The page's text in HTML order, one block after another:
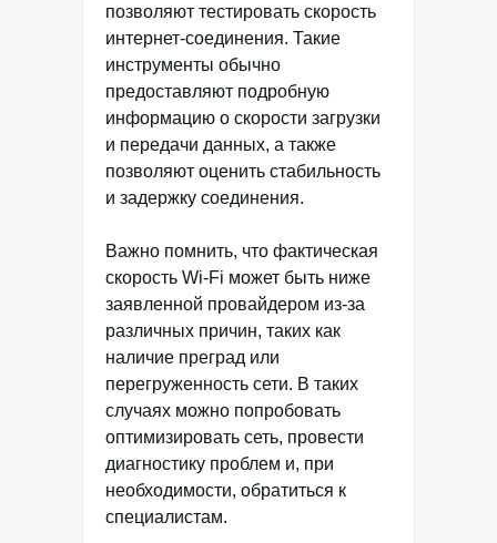
позволяют тестировать скорость
интернет-соединения. Такие
инструменты обычно
предоставляют подробную
информацию о скорости загрузки
и передачи данных, а также
позволяют оценить стабильность
и задержку соединения.
Важно помнить, что фактическая
скорость Wi-Fi может быть ниже
заявленной провайдером из-за
различных причин, таких как
наличие преград или
перегруженность сети. В таких
случаях можно попробовать
оптимизировать сеть, провести
диагностику проблем и, при
необходимости, обратиться к
специалистам.